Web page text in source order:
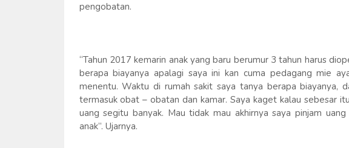
pengobatan.
“Tahun 2017 kemarin anak yang baru berumur 3 tahun harus
berapa biayanya apalagi saya ini kan cuma pedagang mie
menentu. Waktu di rumah sakit saya tanya berapa biayanya,
termasuk obat – obatan dan kamar. Saya kaget kalau sebesar
uang segitu banyak. Mau tidak mau akhirnya saya pinjam
anak”. Ujarnya.